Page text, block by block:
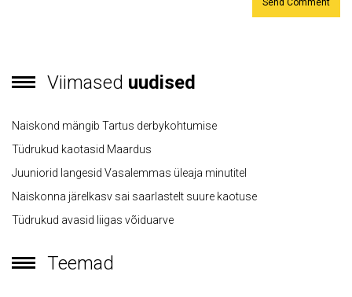
Viimased uudised
Naiskond mängib Tartus derbykohtumise
Tüdrukud kaotasid Maardus
Juuniorid langesid Vasalemmas üleaja minutitel
Naiskonna järelkasv sai saarlastelt suure kaotuse
Tüdrukud avasid liigas võiduarve
Teemad